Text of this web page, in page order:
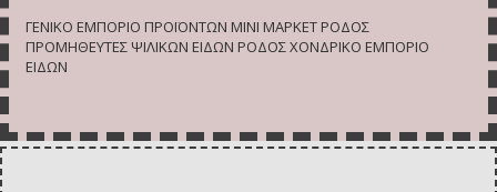
ΓΕΝΙΚΟ ΕΜΠΟΡΙΟ ΠΡΟΪΟΝΤΩΝ ΜΙΝΙ ΜΑΡΚΕΤ ΡΟΔΟΣ
ΠΡΟΜΗΘΕΥΤΕΣ ΨΙΛΙΚΩΝ ΕΙΔΩΝ ΡΟΔΟΣ ΧΟΝΔΡΙΚΟ ΕΜΠΟΡΙΟ
ΕΙΔΩΝ